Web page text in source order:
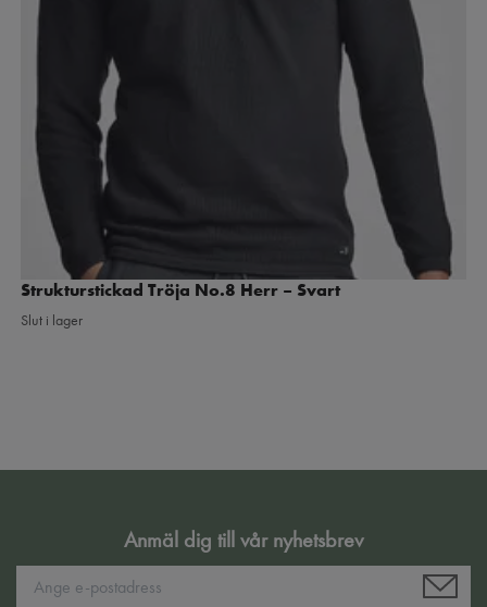
Strukturstickad Tröja No.8 Herr – Svart
Slut i lager
Anmäl dig till vår nyhetsbrev